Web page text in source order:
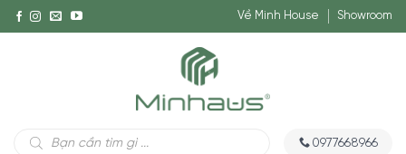
Về Minh House Showroom
Tìm
kiếm
0977668966